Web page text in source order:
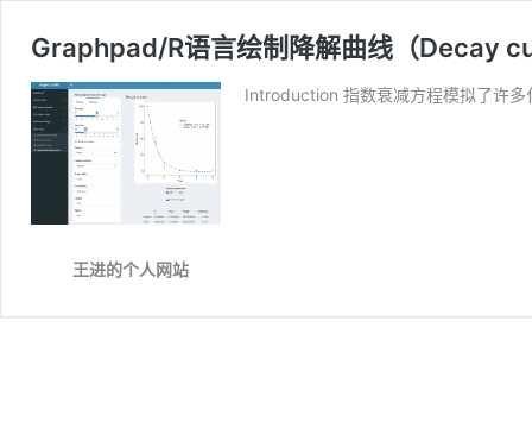
Graphpad/R语言绘制降解曲线（Decay
Introduction 指数衰减方程模拟了许
王进的个人网站